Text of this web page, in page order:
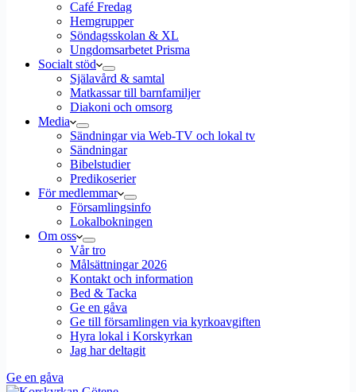
Café Fredag
Hemgrupper
Söndagsskolan & XL
Ungdomsarbetet Prisma
Socialt stöd
Själavård & samtal
Matkassar till barnfamiljer
Diakoni och omsorg
Media
Sändningar via Web-TV och lokal tv
Sändningar
Bibelstudier
Predikoserier
För medlemmar
Församlingsinfo
Lokalbokningen
Om oss
Vår tro
Målsättningar 2026
Kontakt och information
Bed & Tacka
Ge en gåva
Ge till församlingen via kyrkoavgiften
Hyra lokal i Korskyrkan
Jag har deltagit
Ge en gåva